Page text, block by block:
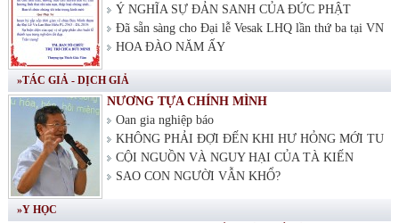
Ý NGHĨA SỰ ĐẢN SANH CỦA ĐỨC PHẬT
Đã sẵn sàng cho Đại lễ Vesak LHQ lần thứ ba tại VN
HOA ĐÀO NĂM ẤY
»TÁC GIẢ - DỊCH GIẢ
NƯƠNG TỰA CHÍNH MÌNH
Oan gia nghiệp báo
KHÔNG PHẢI ĐỢI ĐẾN KHI HƯ HỎNG MỚI TU
CỘI NGUỒN VÀ NGUY HẠI CỦA TÀ KIẾN
SAO CON NGƯỜI VẪN KHỔ?
»Y HỌC